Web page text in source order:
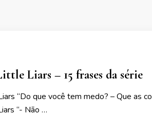
Liars – 15 frases da série
“Do que você tem medo? – Que as
“- Não …